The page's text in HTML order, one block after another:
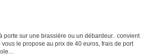
porte sur une brassière ou un débardeur.. convient
le propose au prix de 40 euros, frais de port